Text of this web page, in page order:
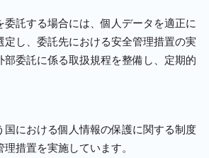
委託する場合には、個人データを適正に
定し、委託先における安全管理措置の実
部委託に係る取扱規程を整備し、定期的
国における個人情報の保護に関する制度
措置を実施しています。